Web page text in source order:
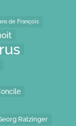
de François
Ratzinger